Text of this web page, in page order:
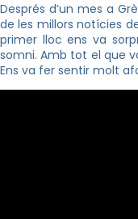
Després d’un mes a
de les millors notícies
primer lloc ens va
somni. Amb tot el que
Ens va fer sentir molt